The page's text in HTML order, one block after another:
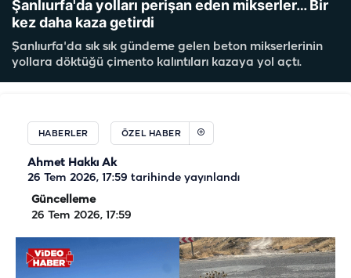
Şanlıurfa'da yolları perişan eden mikserler… Bir
kez daha kaza getirdi
Şanlıurfa'da sık sık gündeme gelen beton mikserlerinin
yollara döktüğü çimento kalıntıları kazaya yol açtı.
HABERLER ÖZEL HABER
Ahmet Hakkı Ak
26 Tem 2026, 17:59 tarihinde yayınlandı
Güncelleme
26 Tem 2026, 17:59